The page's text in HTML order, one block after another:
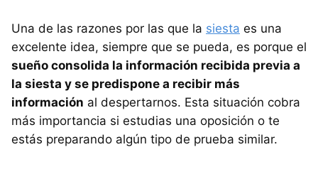
Una de las razones por las que la siesta es una
excelente idea, siempre que se pueda, es porque el
sueño consolida la información recibida previa a
la siesta y se predispone a recibir más
información al despertarnos. Esta situación cobra
más importancia si estudias una oposición o te
estás preparando algún tipo de prueba similar.